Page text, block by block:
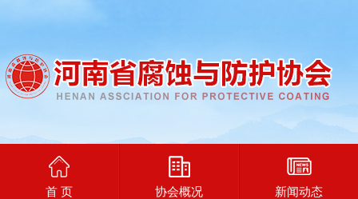
首 页 协会概况 新闻动态